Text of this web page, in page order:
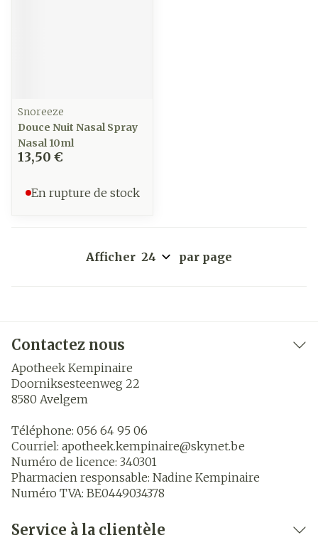
Snoreeze
Douce Nuit Nasal Spray
Nasal 10ml
13,50 €
En rupture de stock
Afficher par page
Contactez nous
Apotheek Kempinaire
Doorniksesteenweg 22
8580 Avelgem
Téléphone: 056 64 95 06
Courriel: apotheek.kempinaire@skynet.be
Numéro de licence: 340301
Pharmacien responsable: Nadine Kempinaire
Numéro TVA: BE0449034378
Service à la clientèle